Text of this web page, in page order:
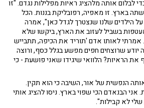
לבלום אותה מלהציג ראיות מפלילות נגדם. "זו
בארץ. זו מאפיה, רפובליקת בננות. הכל
הילדים שלנו שנצטרך לגדל כאן", אמרה
בשביל לעזוב את הארץ, ביקשו שלא
לאותו אדם 'תוריד את הכיפה, תתבייש
יודע שרוצחים חפים מפשע בגלל כסף, ורוצה
הראיות? הלוואי שיגידו שאני פושעת - כי
הנפשית של אור, השיבה כי הוא תקין.
אני הבנאדם הכי שפוי בארץ. ניסו להציג אותי
לא קבילות".